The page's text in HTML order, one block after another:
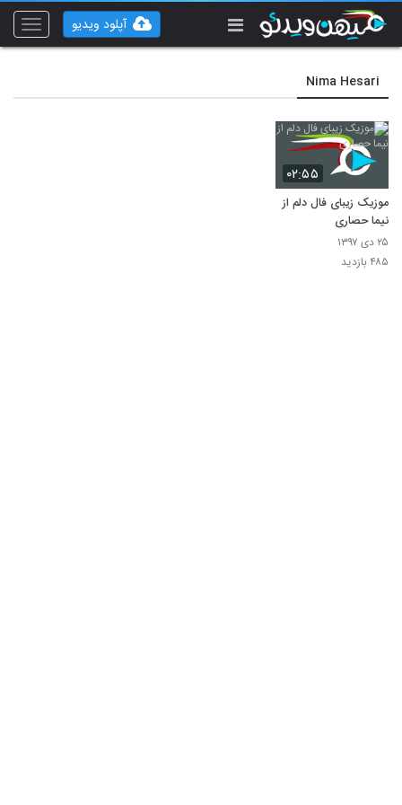
Toggle
آپلود ویدیو
Nima Hesari
۰۲:۵۵
موزیک زیبای فال دلم از
نیما حصاری
۲۵ دی ۱۳۹۷
۴۸۵ بازدید